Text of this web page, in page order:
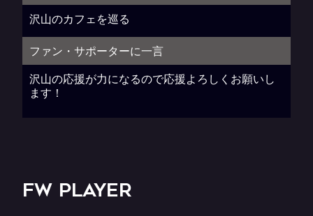
沢山のカフェを巡る
ファン・サポーターに一言
沢山の応援が力になるので応援よろしくお願いし
ます！
FW PLAYER